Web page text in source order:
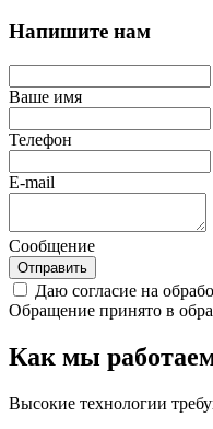
Напишите нам
Ваше имя
Телефон
E-mail
Сообщение
Отправить
Даю согласие на
Обращение принято в
Как мы
Высокие технологии